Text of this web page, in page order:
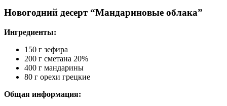
Новогодний десерт “Мандариновые облака”
Ингредиенты:
150 г зефира
200 г сметана 20%
400 г мандарины
80 г орехи грецкие
Общая информация: